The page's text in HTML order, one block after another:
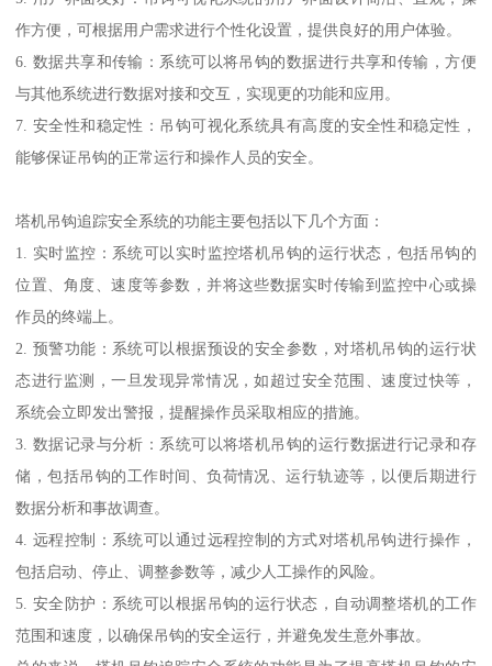
作方便，可根据用户需求进行个性化设置，提供良好的用户体验。
6. 数据共享和传输：系统可以将吊钩的数据进行共享和传输，方便
与其他系统进行数据对接和交互，实现更的功能和应用。
7. 安全性和稳定性：吊钩可视化系统具有高度的安全性和稳定性，
能够保证吊钩的正常运行和操作人员的安全。
塔机吊钩追踪安全系统的功能主要包括以下几个方面：
1. 实时监控：系统可以实时监控塔机吊钩的运行状态，包括吊钩的
位置、角度、速度等参数，并将这些数据实时传输到监控中心或操
作员的终端上。
2. 预警功能：系统可以根据预设的安全参数，对塔机吊钩的运行状
态进行监测，一旦发现异常情况，如超过安全范围、速度过快等，
系统会立即发出警报，提醒操作员采取相应的措施。
3. 数据记录与分析：系统可以将塔机吊钩的运行数据进行记录和存
储，包括吊钩的工作时间、负荷情况、运行轨迹等，以便后期进行
数据分析和事故调查。
4. 远程控制：系统可以通过远程控制的方式对塔机吊钩进行操作，
包括启动、停止、调整参数等，减少人工操作的风险。
5. 安全防护：系统可以根据吊钩的运行状态，自动调整塔机的工作
范围和速度，以确保吊钩的安全运行，并避免发生意外事故。